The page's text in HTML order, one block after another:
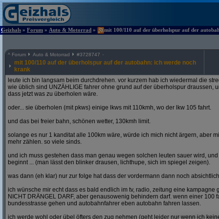
Geizhals » Forum » Auto & Motorrad » mit 100/110 auf der überholspur auf der
^ Forum Auto & Motorrad #3728747
mit 100/110 auf der überholspur auf der autobahn: ich werde noch
krank
leute ich bin langsam beim durchdrehen. vor kurzem hab ich wiedermal die
wie üblich sind UNZÄHLIGE fahrer ohne grund auf der überholspur draussen,
dass jetzt was zu überholen wäre.
oder... sie überholen (mit pkws) einige lkws mit 110kmh, wo der lkw 105 fahrt.
und das bei freier bahn, schönen wetter, 130kmh limit.
solange es nur 1 kanditat alle 100km wäre, würde ich mich nicht ärgern, aber
mehr zählen. so viele sinds.
und ich muss gestehen dass man genau wegen solchen leuten sauer wird,
beginnt ... (man lässt den blinker drausen, lichthupe, sich im spiegel zeigen).
was dann (eh klar) nur zur folge hat dass der vordermann dann noch
ich wünsche mir echt dass es bald endlich im tv, radio, zeitung eine kampagne
NICHT DRÄNGEL DARF, aber genausowenig behindern darf. wenn einer 100
bundesstrasse gehen und autobahnfahrer eben autobahn fahren lassen.
ich werde wohl oder übel öfters den zug nehmen (geht leider nur wenn ich